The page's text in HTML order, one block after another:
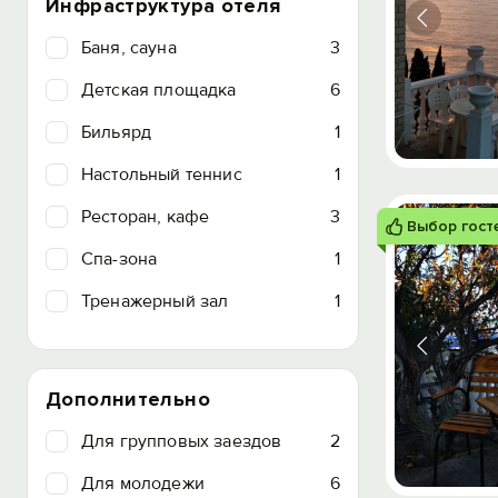
Инфраструктура отеля
Баня, сауна
3
Детская площадка
6
Бильярд
1
Настольный теннис
1
Ресторан, кафе
3
Спа-зона
1
Тренажерный зал
1
Дополнительно
Для групповых заездов
2
Для молодежи
6
Выбор